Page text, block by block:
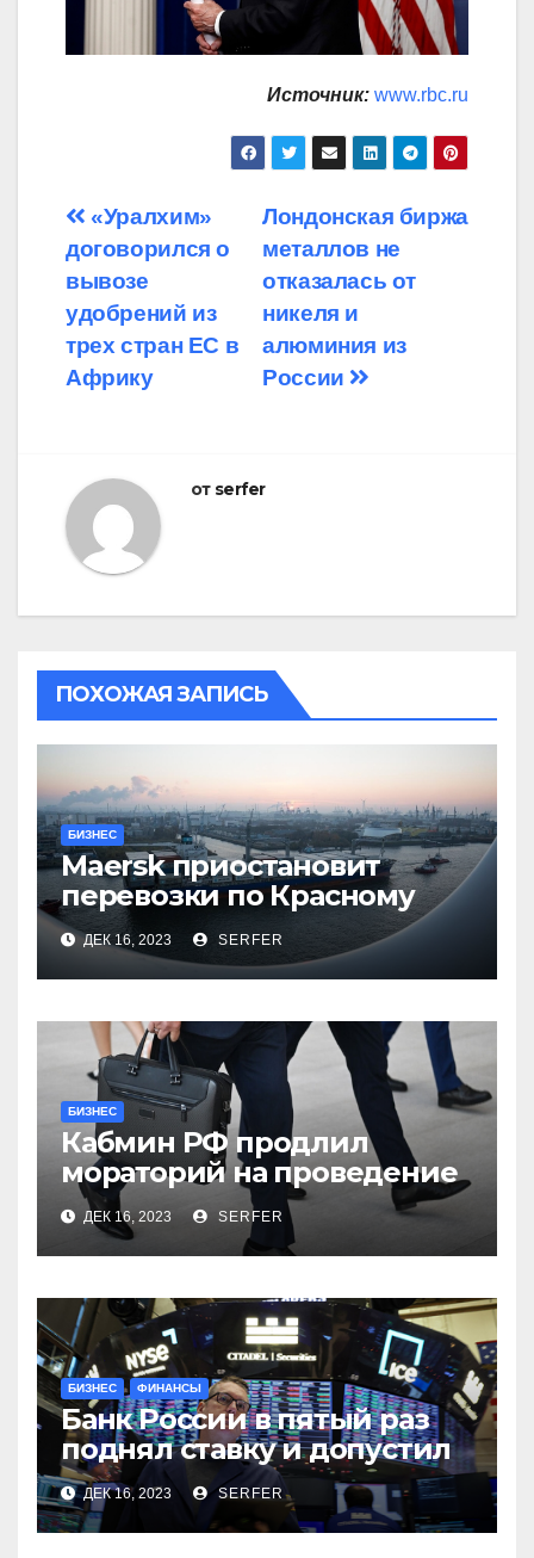
Источник: www.rbc.ru
Навигация
по
записям
Лондонская биржа
металлов не
отказалась от
никеля и
алюминия из
России
«Уралхим»
договорился о
вывозе
удобрений из
трех стран ЕС в
Африку
от serfer
ПОХОЖАЯ ЗАПИСЬ
БИЗНЕС
Maersk приостановит
перевозки по Красному
морю после атак хуситов
ДЕК 16, 2023 SERFER
БИЗНЕС
Кабмин РФ продлил
мораторий на проведение
проверок бизнеса на 2024
год
ДЕК 16, 2023 SERFER
БИЗНЕС ФИНАНСЫ
Банк России в пятый раз
поднял ставку и допустил
продажу валюты. Обзор
финансового рынка от 15
декабря
ДЕК 16, 2023 SERFER